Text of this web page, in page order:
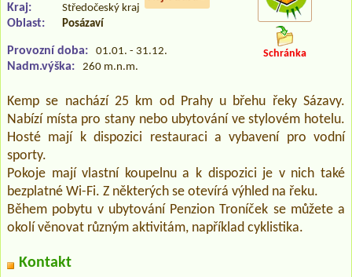
Kraj: Středočeský kraj
Oblast: Posázaví
Provozní doba: 01.01. - 31.12.
Nadm.výška: 260 m.n.m.
Schránka
Kemp se nachází 25 km od Prahy u břehu řeky Sázavy.
Nabízí místa pro stany nebo ubytování ve stylovém hotelu.
Hosté mají k dispozici restauraci a vybavení pro vodní
sporty.
Pokoje mají vlastní koupelnu a k dispozici je v nich také
bezplatné Wi-Fi. Z některých se otevírá výhled na řeku.
Během pobytu v ubytování Penzion Troníček se můžete a
okolí věnovat různým aktivitám, například cyklistika.
Kontakt